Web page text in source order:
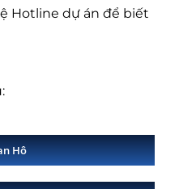
Hotline dự án để biết
Hô